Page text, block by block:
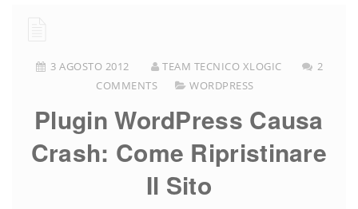
3 AGOSTO 2012 TEAM TECNICO XLOGIC
2
COMMENTS
WORDPRESS
Plugin WordPress Causa
Crash: Come Ripristinare
Il Sito